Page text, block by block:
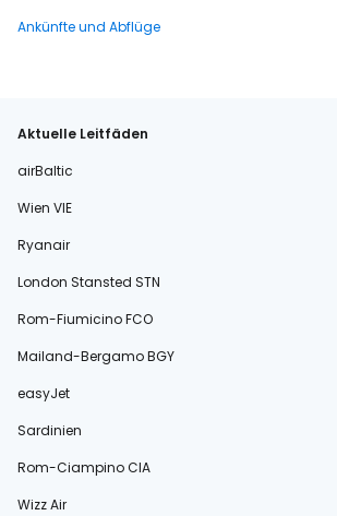
Ankünfte und Abflüge
Aktuelle Leitfäden
airBaltic
Wien VIE
Ryanair
London Stansted STN
Rom-Fiumicino FCO
Mailand-Bergamo BGY
easyJet
Sardinien
Rom-Ciampino CIA
Wizz Air